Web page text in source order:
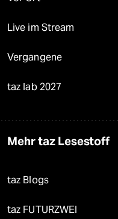
Live im Stream
Vergangene
taz lab 2027
Mehr taz Lesestoff
taz Blogs
taz FUTURZWEI